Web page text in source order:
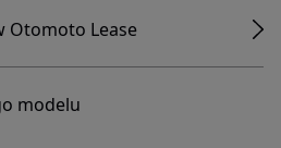
Otomoto Lease
modelu